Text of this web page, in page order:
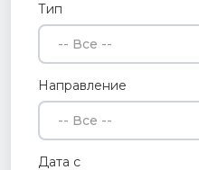
Тип
-- Все --
Направление
-- Все --
Дата с